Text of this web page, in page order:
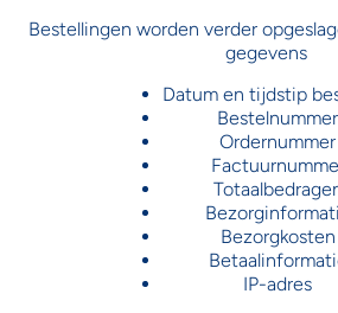
Bestellingen worden verder
gegevens
Datum en tijdstip
Bestelnummer
Ordernummer
Bezorgkosten
IP-adres